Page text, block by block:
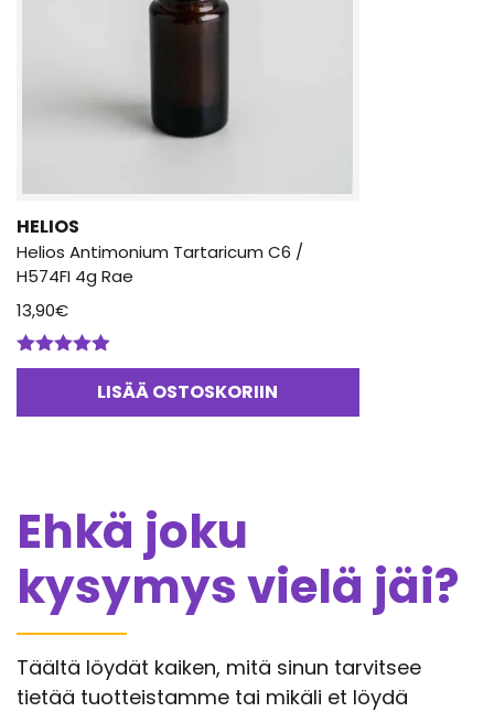
HELIOS
Helios Antimonium Tartaricum C6 /
H574FI 4g Rae
13,90€
Arvostelu
LISÄÄ OSTOSKORIIN
Ehkä joku
kysymys vielä jäi?
Täältä löydät kaiken, mitä sinun tarvitsee
tietää tuotteistamme tai mikäli et löydä